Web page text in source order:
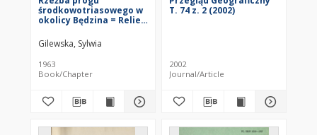
środkowotriasowego w
okolicy Będzina = Relief
escarpment in the
vicinity of Będzin =
Rel'ef
srednetrijasovogo
ustupa okrestnostej
Gilewska, Sylwia
1963
Book/Chapter
T. 74 z. 2 (2002)
2002
Journal/Article